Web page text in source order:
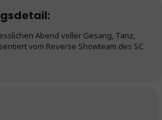
Abend voller Gesang, Tanz,
vom Reverse Showteam des SC